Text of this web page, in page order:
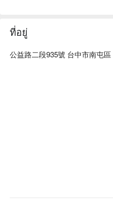
友們的高度讚譽。就像隱藏在
火鍋，特別以水嫩的鴨血而聞
椒饗麻辣火鍋訂位、椒饗麻辣
ที่อยู่
公益路二段935號 台中市南屯區